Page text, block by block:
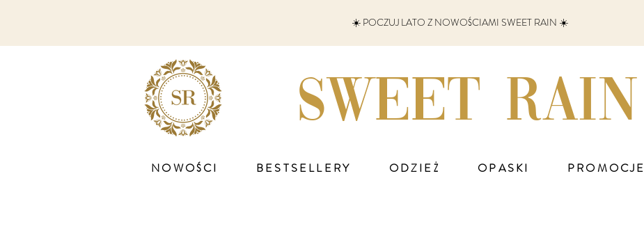
☀️ POCZUJ LATO Z NOWOŚCIAMI SWEET RAIN ☀️
SWEET RAIN
NOWOŚCI BESTSELLERY ODZIEŻ OPASKI PROMOCJE